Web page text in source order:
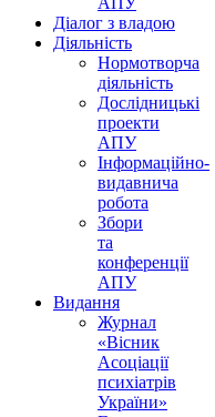
Діалог з владою
Діяльність
Нормотворча
діяльність
Дослідницькі
проекти
АПУ
Інформаційно-
видавнича
робота
Збори
та
конференції
АПУ
Видання
Журнал
«Вісник
Асоціації
психіатрів
України»